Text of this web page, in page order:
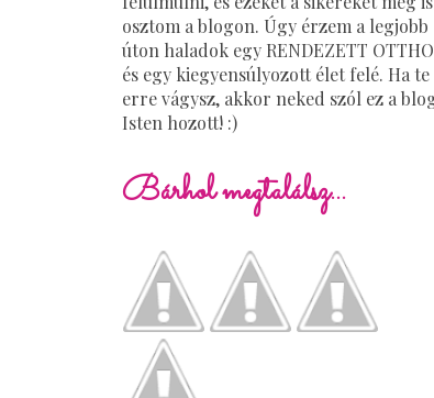
osztom a blogon. Úgy érzem a legjobb
úton haladok egy RENDEZETT
és egy kiegyensúlyozott élet felé. Ha te
erre vágysz, akkor neked szól ez a
Isten hozott! :)
Bárhol megtalálsz...